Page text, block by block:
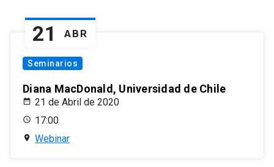
21 ABR
Seminarios
Diana MacDonald, Universidad de Chile
21 de Abril de 2020
17:00
Webinar